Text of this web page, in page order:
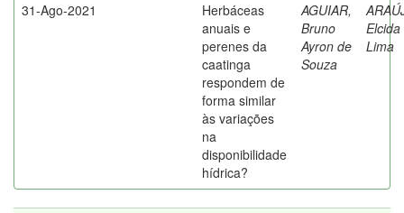
31-Ago-2021
Herbáceas
anuais e
perenes da
caatinga
respondem de
forma similar
às variações
na
disponibilidade
hídrica?
AGUIAR,
Bruno
Ayron de
Souza
Elcida
Lima